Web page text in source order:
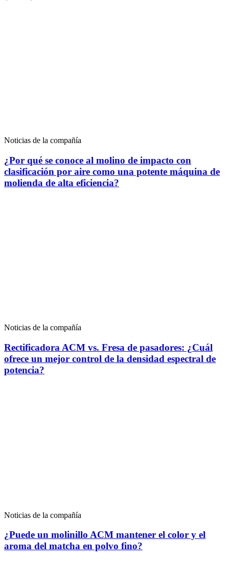
Noticias de la compañía
¿Por qué se conoce al molino de impacto con
clasificación por aire como una potente máquina de
molienda de alta eficiencia?
Noticias de la compañía
Rectificadora ACM vs. Fresa de pasadores: ¿Cuál
ofrece un mejor control de la densidad espectral de
potencia?
Noticias de la compañía
¿Puede un molinillo ACM mantener el color y el
aroma del matcha en polvo fino?